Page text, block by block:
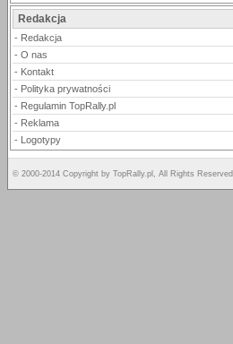
Redakcja
- Redakcja
- O nas
- Kontakt
- Polityka prywatności
- Regulamin TopRally.pl
- Reklama
- Logotypy
© 2000-2014 Copyright by TopRally.pl, All Rights Reserved